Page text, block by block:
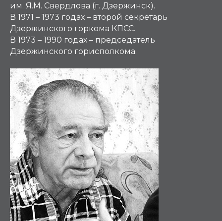
им. Я.М. Свердлова (г. Дзержинск).
В 1971 – 1973 годах – второй секретарь
Дзержинского горкома КПСС.
В 1973 – 1990 годах – председатель
Дзержинского горисполкома.